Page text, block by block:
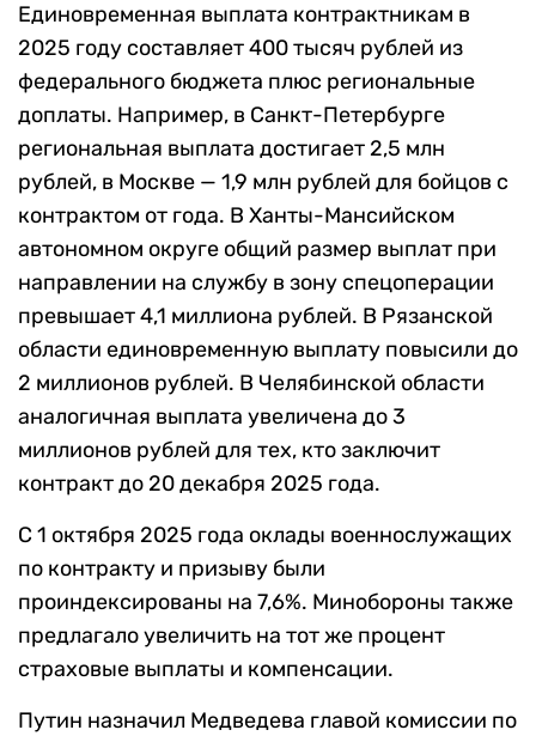
Единовременная выплата контрактникам в
2025 году составляет 400 тысяч рублей из
федерального бюджета плюс региональные
доплаты. Например, в Санкт-Петербурге
региональная выплата достигает 2,5 млн
рублей, в Москве — 1,9 млн рублей для бойцов с
контрактом от года. В Ханты-Мансийском
автономном округе общий размер выплат при
направлении на службу в зону спецоперации
превышает 4,1 миллиона рублей. В Рязанской
области единовременную выплату повысили до
2 миллионов рублей. В Челябинской области
аналогичная выплата увеличена до 3
миллионов рублей для тех, кто заключит
контракт до 20 декабря 2025 года.
С 1 октября 2025 года оклады военнослужащих
по контракту и призыву были
проиндексированы на 7,6%. Минобороны также
предлагало увеличить на тот же процент
страховые выплаты и компенсации.
Путин назначил Медведева главой комиссии по